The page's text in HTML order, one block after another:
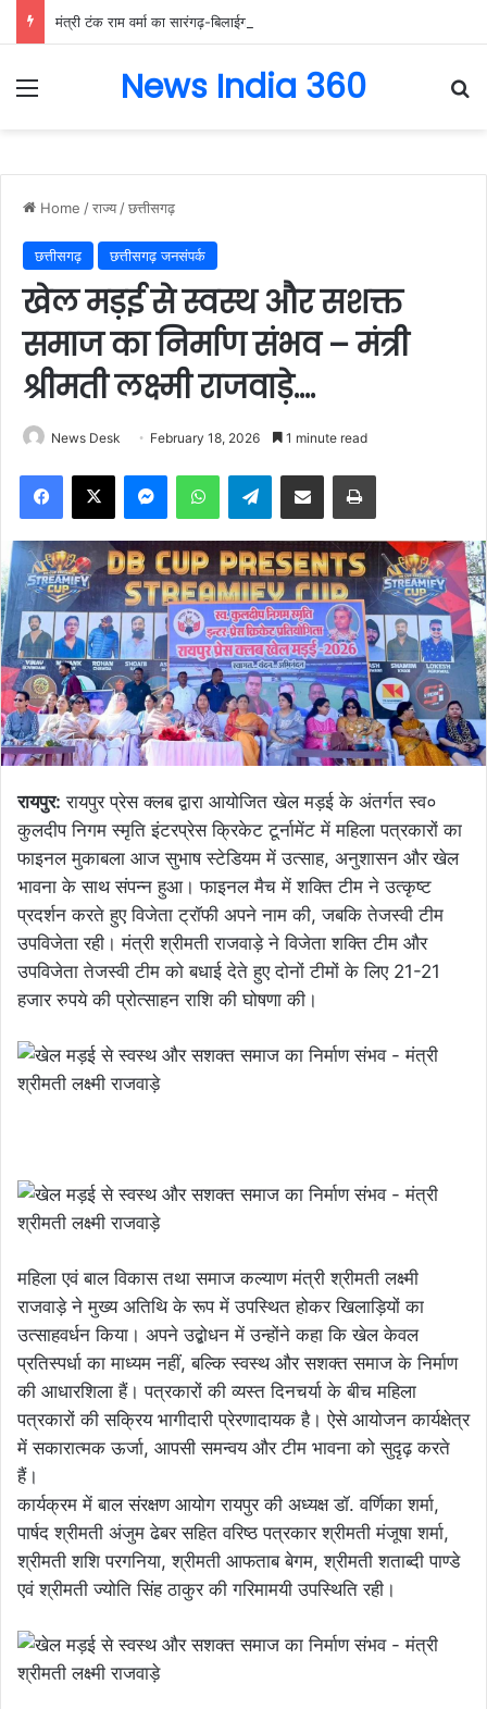
Menu News India 360
Home /राज्य /छत्तीसगढ़
छत्तीसगढ़ छत्तीसगढ़ जनसंपर्क
खेल मड़ई से स्वस्थ और सशक्त
समाज का निर्माण संभव – मंत्री
श्रीमती लक्ष्मी राजवाड़े….
News Desk February 18, 2026 1 minute read
Facebook
X MessengerWhatsAppTelegramShare via Email Print
रायपुर: रायपुर प्रेस क्लब द्वारा आयोजित खेल मड़ई के अंतर्गत स्व०
कुलदीप निगम स्मृति इंटरप्रेस क्रिकेट टूर्नामेंट में महिला पत्रकारों का
फाइनल मुकाबला आज सुभाष स्टेडियम में उत्साह, अनुशासन और खेल
भावना के साथ संपन्न हुआ। फाइनल मैच में शक्ति टीम ने उत्कृष्ट
प्रदर्शन करते हुए विजेता ट्रॉफी अपने नाम की, जबकि तेजस्वी टीम
उपविजेता रही। मंत्री श्रीमती राजवाड़े ने विजेता शक्ति टीम और
उपविजेता तेजस्वी टीम को बधाई देते हुए दोनों टीमों के लिए 21-21
हजार रुपये की प्रोत्साहन राशि की घोषणा की।
महिला एवं बाल विकास तथा समाज कल्याण मंत्री श्रीमती लक्ष्मी
राजवाड़े ने मुख्य अतिथि के रूप में उपस्थित होकर खिलाड़ियों का
उत्साहवर्धन किया। अपने उद्बोधन में उन्होंने कहा कि खेल केवल
प्रतिस्पर्धा का माध्यम नहीं, बल्कि स्वस्थ और सशक्त समाज के निर्माण
की आधारशिला हैं। पत्रकारों की व्यस्त दिनचर्या के बीच महिला
पत्रकारों की सक्रिय भागीदारी प्रेरणादायक है। ऐसे आयोजन कार्यक्षेत्र
में सकारात्मक ऊर्जा, आपसी समन्वय और टीम भावना को सुदृढ़ करते
हैं।
कार्यक्रम में बाल संरक्षण आयोग रायपुर की अध्यक्ष डॉ. वर्णिका शर्मा,
पार्षद श्रीमती अंजुम ढेबर सहित वरिष्ठ पत्रकार श्रीमती मंजूषा शर्मा,
श्रीमती शशि परगनिया, श्रीमती आफताब बेगम, श्रीमती शताब्दी पाण्डे
एवं श्रीमती ज्योति सिंह ठाकुर की गरिमामयी उपस्थिति रही।